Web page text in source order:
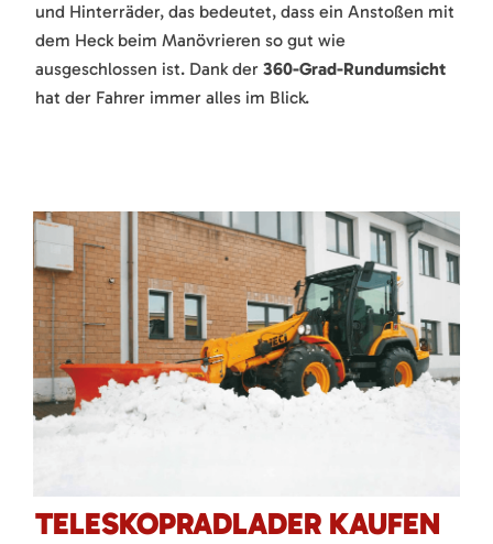
und Hinterräder, das bedeutet, dass ein Anstoßen mit
dem Heck beim Manövrieren so gut wie
ausgeschlossen ist. Dank der 360-Grad-Rundumsicht
hat der Fahrer immer alles im Blick.
TELESKOPRADLADER KAUFEN